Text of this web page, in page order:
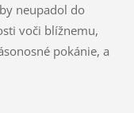
neupadol do
voči blížnemu,
pokánie, a